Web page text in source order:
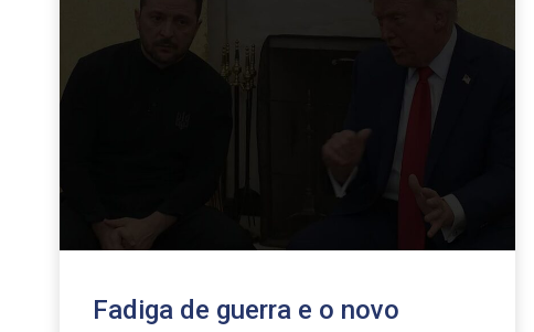
Fadiga de guerra e o novo